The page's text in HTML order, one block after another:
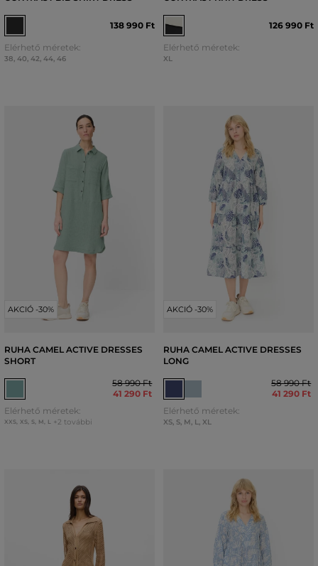
138 990 Ft
Elérhető méretek:
38 40 42 44 46
126 990 Ft
Elérhető méretek:
XL
AKCIÓ -30%
RUHA CAMEL ACTIVE DRESSES
SHORT
58 990 Ft
41 290 Ft
Elérhető méretek:
XXS, XS, S, M, L +2 további
AKCIÓ -30%
RUHA CAMEL ACTIVE DRESSES
LONG
58 990 Ft
41 290 Ft
Elérhető méretek:
XS, S, M, L, XL